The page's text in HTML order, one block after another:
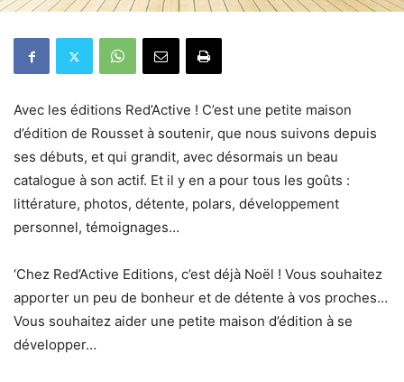
Avec les éditions Red’Active ! C’est une petite maison
d’édition de Rousset à soutenir, que nous suivons depuis
ses débuts, et qui grandit, avec désormais un beau
catalogue à son actif. Et il y en a pour tous les goûts :
littérature, photos, détente, polars, développement
personnel, témoignages…
‘Chez Red’Active Editions, c’est déjà Noël ! Vous souhaitez
apporter un peu de bonheur et de détente à vos proches…
Vous souhaitez aider une petite maison d’édition à se
développer…